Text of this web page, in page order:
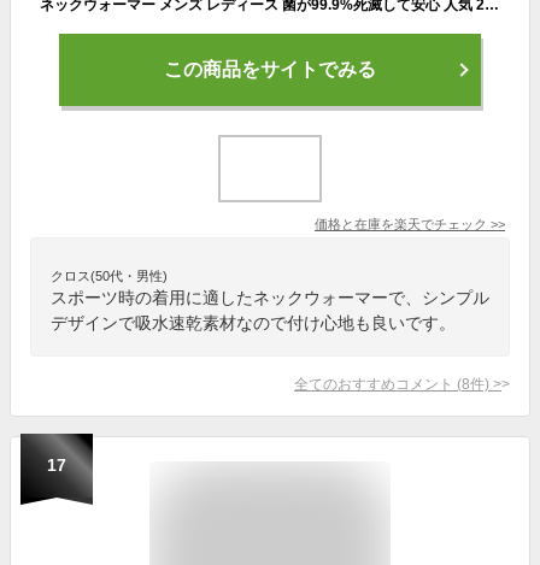
ネックウォーマー メンズ レディース 菌が99.9%死滅して安心 人気 2枚セット フェイスマスク フェイスカバー 吸水速乾 フリース 薄手 登山 スポーツ アウトドア ランニング キャンプ 野球 サッカー テニス サバゲー 春 秋 冬 自転車/バイク/通勤/通学
この商品をサイトでみる
価格と在庫を楽天でチェック >>
クロス(50代・男性)
スポーツ時の着用に適したネックウォーマーで、シンプル
デザインで吸水速乾素材なので付け心地も良いです。
全てのおすすめコメント (8件) >
17